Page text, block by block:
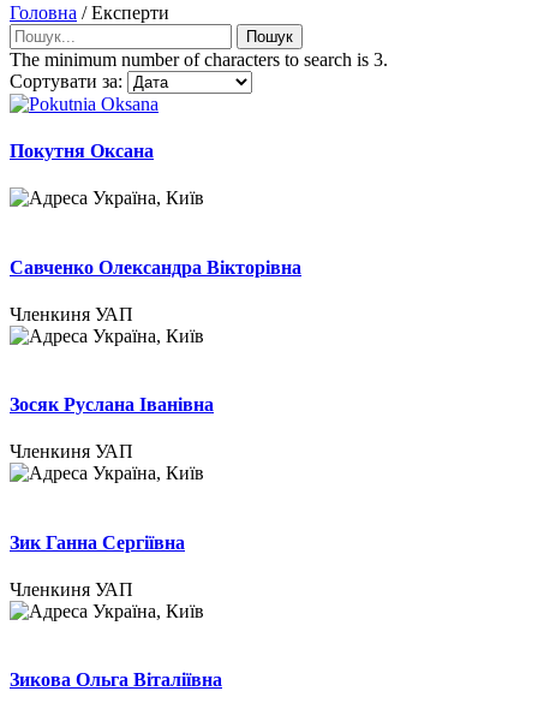
Головна /Експерти
Пошук
Пошук
The minimum number of characters to search is 3.
Сортувати за:
Покутня Оксана
Україна, Київ
Савченко Олександра Вікторівна
Членкиня УАП
Україна, Київ
Зосяк Руслана Іванівна
Членкиня УАП
Україна, Київ
Зик Ганна Сергіївна
Членкиня УАП
Україна, Київ
Зикова Ольга Віталіївна